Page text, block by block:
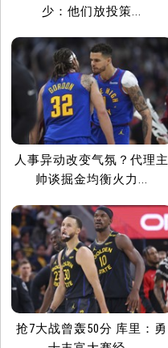
少：他们放投策...
人事异动改变气氛？代理主
帅谈掘金均衡火力...
抢7大战曾轰50分 库里：勇